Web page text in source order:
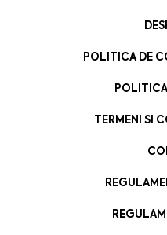
POLITICA DE
TERMENI SI